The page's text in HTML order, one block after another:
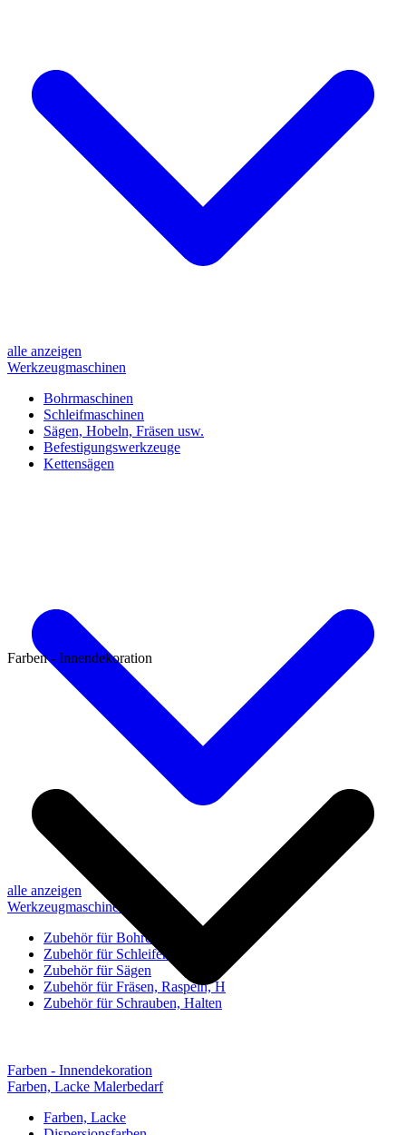
alle anzeigen
Werkzeugmaschinen
Bohrmaschinen
Schleifmaschinen
Sägen, Hobeln, Fräsen usw.
Befestigungswerkzeuge
Kettensägen
alle anzeigen
Werkzeugmaschinen-Zubehör
Zubehör für Bohren, Bohrhilfen
Zubehör für Schleifen, Poliere
Zubehör für Sägen
Zubehör für Fräsen, Raspeln, H
Zubehör für Schrauben, Halten
Farben - Innendekoration
Farben - Innendekoration
Farben, Lacke Malerbedarf
Farben, Lacke